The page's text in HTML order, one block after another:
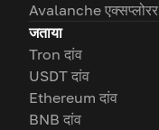
Avalanche एक्सप्लोरर
जताया
Tron दांव
USDT दांव
Ethereum दांव
BNB दांव